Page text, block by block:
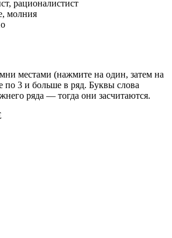
рационалистист
молния
местами (нажмите на один, затем на
по 3 и больше в ряд. Буквы слова
ряда — тогда они засчитаются.